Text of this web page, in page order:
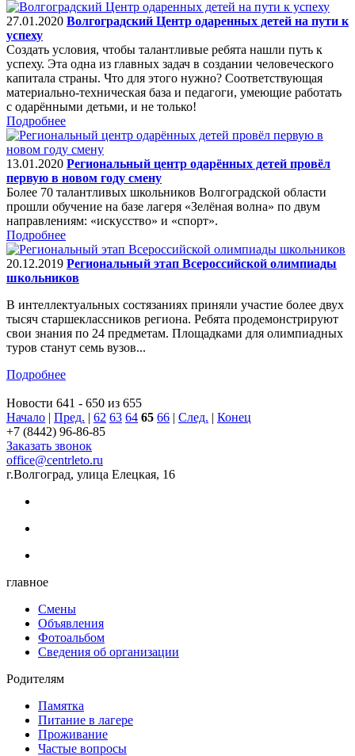
27.01.2020 Волгоградский Центр одаренных детей на пути к
успеху
Создать условия, чтобы талантливые ребята нашли путь к
успеху. Эта одна из главных задач в создании человеческого
капитала страны. Что для этого нужно? Соответствующая
материально-техническая база и педагоги, умеющие работать
с одарёнными детьми, и не только!
Подробнее
13.01.2020 Региональный центр одарённых детей провёл
первую в новом году смену
Более 70 талантливых школьников Волгоградской области
прошли обучение на базе лагеря «Зелёная волна» по двум
направлениям: «искусство» и «спорт».
Подробнее
20.12.2019 Региональный этап Всероссийской олимпиады
школьников
В интеллектуальных состязаниях приняли участие более двух
тысяч старшеклассников региона. Ребята продемонстрируют
свои знания по 24 предметам. Площадками для олимпиадных
туров станут семь вузов...
Подробнее
Новости 641 - 650 из 655
Начало | Пред. | 62 63 64 65 66 | След. | Конец
+7 (8442) 96-86-85
Заказать звонок
office@centrleto.ru
г.Волгоград, улица Елецкая, 16
главное
Смены
Объявления
Фотоальбом
Сведения об организации
Родителям
Памятка
Питание в лагере
Проживание
Частые вопросы